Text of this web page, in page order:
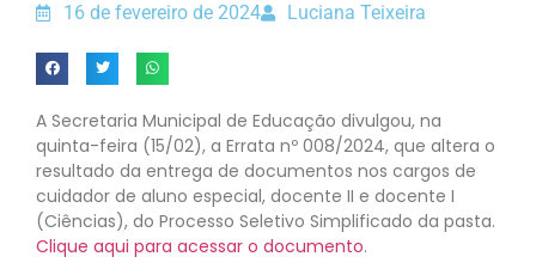
16 de fevereiro de 2024 Luciana Teixeira
A Secretaria Municipal de Educação divulgou, na
quinta-feira (15/02), a Errata nº 008/2024, que altera o
resultado da entrega de documentos nos cargos de
cuidador de aluno especial, docente II e docente I
(Ciências), do Processo Seletivo Simplificado da pasta.
Clique aqui para acessar o documento.